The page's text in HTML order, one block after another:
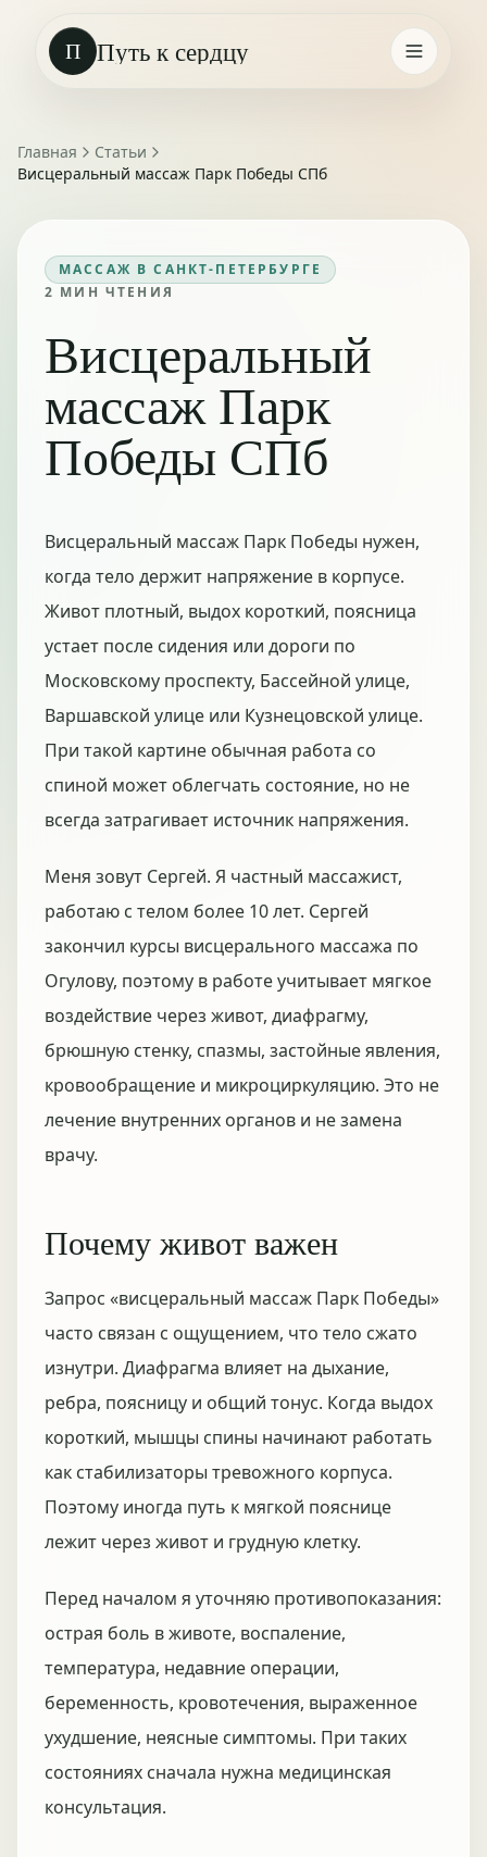
П Путь к сердцу
Главная
Статьи
Висцеральный массаж Парк Победы СПб
МАССАЖ В САНКТ-ПЕТЕРБУРГЕ
2 МИН ЧТЕНИЯ
Висцеральный
массаж Парк
Победы СПб
Висцеральный массаж Парк Победы нужен,
когда тело держит напряжение в корпусе.
Живот плотный, выдох короткий, поясница
устает после сидения или дороги по
Московскому проспекту, Бассейной улице,
Варшавской улице или Кузнецовской улице.
При такой картине обычная работа со
спиной может облегчать состояние, но не
всегда затрагивает источник напряжения.
Меня зовут Сергей. Я частный массажист,
работаю с телом более 10 лет. Сергей
закончил курсы висцерального массажа по
Огулову, поэтому в работе учитывает мягкое
воздействие через живот, диафрагму,
брюшную стенку, спазмы, застойные явления,
кровообращение и микроциркуляцию. Это не
лечение внутренних органов и не замена
врачу.
Почему живот важен
Запрос «висцеральный массаж Парк Победы»
часто связан с ощущением, что тело сжато
изнутри. Диафрагма влияет на дыхание,
ребра, поясницу и общий тонус. Когда выдох
короткий, мышцы спины начинают работать
как стабилизаторы тревожного корпуса.
Поэтому иногда путь к мягкой пояснице
лежит через живот и грудную клетку.
Перед началом я уточняю противопоказания:
острая боль в животе, воспаление,
температура, недавние операции,
беременность, кровотечения, выраженное
ухудшение, неясные симптомы. При таких
состояниях сначала нужна медицинская
консультация.